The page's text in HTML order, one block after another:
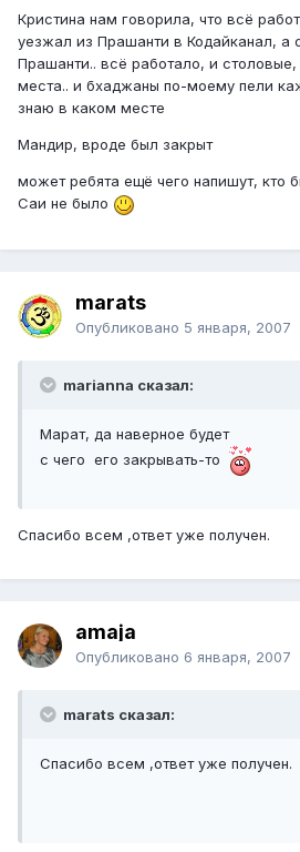
Кристина нам говорила, что всё
уезжал из Прашанти в Кодайканал, а
Прашанти.. всё работало, и
места.. и бхаджаны по-моему пели
знаю в каком месте
Мандир, вроде был закрыт
может ребята ещё чего напишут, кто
Саи не было
marats
Опубликовано 5 января, 2007
marianna сказал:
Марат, да наверное будет
с чего его закрывать-то
Спасибо всем ,ответ уже получен.
amaja
Опубликовано 6 января, 2007
marats сказал:
Спасибо всем ,ответ уже получен.